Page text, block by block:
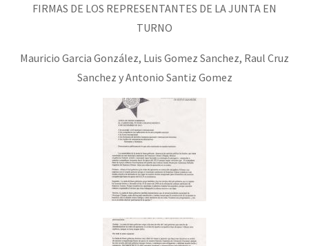
FIRMAS DE LOS REPRESENTANTES DE LA JUNTA EN
TURNO
Mauricio Garcia González, Luis Gomez Sanchez, Raul Cruz
Sanchez y Antonio Santiz Gomez